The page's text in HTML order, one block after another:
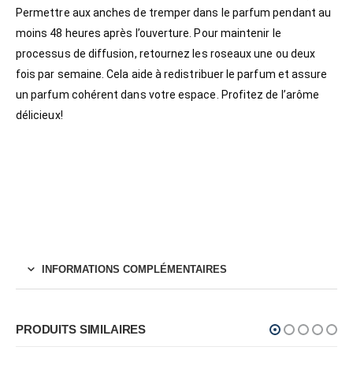
Permettre aux anches de tremper dans le parfum pendant au
moins 48 heures après l’ouverture. Pour maintenir le
processus de diffusion, retournez les roseaux une ou deux
fois par semaine. Cela aide à redistribuer le parfum et assure
un parfum cohérent dans votre espace. Profitez de l’arôme
délicieux!
INFORMATIONS COMPLÉMENTAIRES
PRODUITS SIMILAIRES